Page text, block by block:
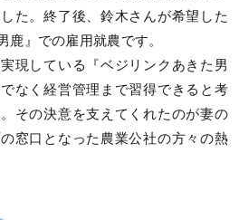
た。終了後、鈴木さんが希望した
鹿』での雇用就農です。
現している『ベジリンクあきた男
なく経営管理まで習得できると考
その決意を支えてくれたのが妻の
窓口となった農業公社の方々の熱